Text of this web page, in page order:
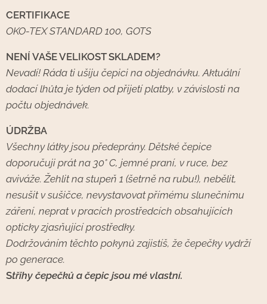
CERTIFIKACE
OKO-TEX STANDARD 100, GOTS
NENÍ VAŠE VELIKOST SKLADEM?
Nevadí! Ráda ti ušiju čepici na objednávku. Aktuální
dodací lhůta je týden od přijetí platby, v závislosti na
počtu objednávek.
ÚDRŽBA
Všechny látky jsou předeprány. Dětské čepice
doporučuji prát na 30° C, jemné praní, v ruce, bez
aviváže. Žehlit na stupeň 1 (šetrně na rubu!), nebělit,
nesušit v sušičce, nevystavovat přímému slunečnímu
záření, neprat v pracích prostředcích obsahujících
opticky zjasňující prostředky.
Dodržováním těchto pokynů zajistíš, že čepečky vydrží
po generace.
Střihy čepečků a čepic jsou mé vlastní.